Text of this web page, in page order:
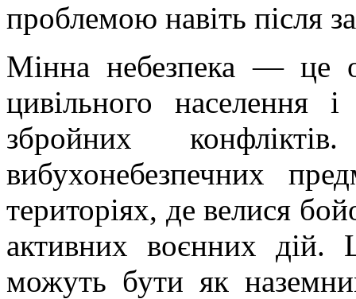
проблемою навіть після
Мінна небезпека — це
цивільного населення
збройних
вибухонебезпечних
територіях, де велися
активних воєнних дій.
можуть бути як